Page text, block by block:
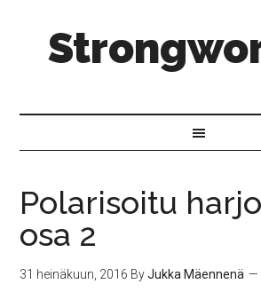
Polarisoitu
osa 2
31 heinäkuun, 2016 ByJukka Mäennenä